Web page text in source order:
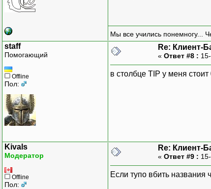
Мы все учились понемногу...
staff
Помогающий
Offline
Пол:
Re: Клиент-
« Ответ #8 :
в столбце TIP у меня
Kivals
Модератор
Offline
Пол:
Re: Клиент-
« Ответ #9 :
Если тупо вбить названия